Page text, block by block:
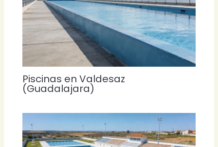
Piscinas en Valdesaz
(Guadalajara)